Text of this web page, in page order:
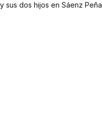
sus dos hijos en Sáenz Peña